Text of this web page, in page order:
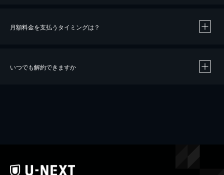
※40％ポイント還元の対象は、クレジットカード決済による作品の購入 / レンタルです。
月額料金を支払うタイミングは？
いつでも解約できますか